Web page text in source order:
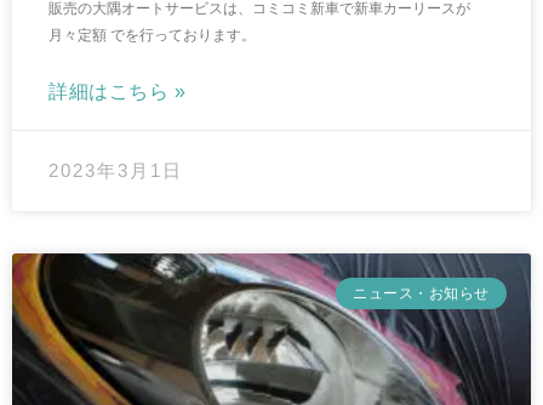
販売の大隅オートサービスは、コミコミ新車で新車カーリースが
月々定額 でを行っております。
詳細はこちら »
2023年3月1日
ニュース・お知らせ